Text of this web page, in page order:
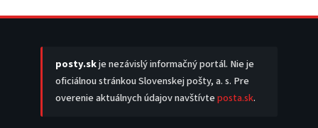
posty.skje nezávislý informačný portál. Nie je
oficiálnou stránkou Slovenskej pošty, a. s. Pre
overenie aktuálnych údajov navštívteposta.sk.